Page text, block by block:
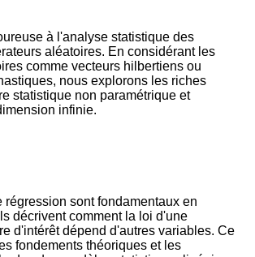
à l'analyse statistique des
aléatoires. En considérant les
comme vecteurs hilbertiens ou
nous explorons les riches
statistique non paramétrique et
infinie.
régression sont fondamentaux en
décrivent comment la loi d'une
d'intérêt dépend d'autres variables. Ce
fondements théoriques et les